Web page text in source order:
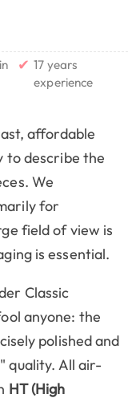
✔ 17 years
experience
affordable
to describe the
We
for
field of view is
is essential.
Classic
anyone: the
polished and
quality. All air-
HT (High